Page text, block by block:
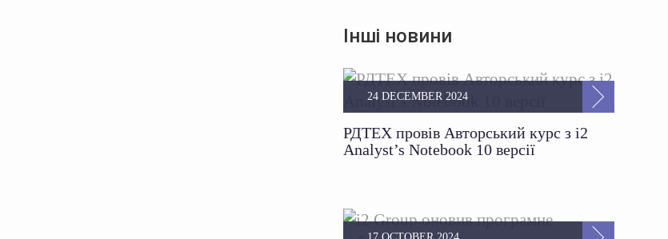
Інші новини
РДТЕХ провів Авторський курс з i2
Analyst’s Notebook 10 версії
24 DECEMBER 2024